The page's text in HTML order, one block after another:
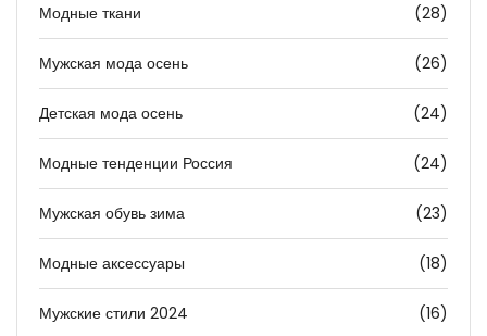
Модные ткани (28)
Мужская мода осень (26)
Детская мода осень (24)
Модные тенденции Россия (24)
Мужская обувь зима (23)
Модные аксессуары (18)
Мужские стили 2024 (16)